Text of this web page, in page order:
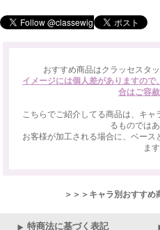
おすすめ商品はクラッセスタ
イメージには個人差がありますの
合はご容赦
こちらでご紹介してる商品は、キ
るものではあ
お客様が加工される場合に、ベース
ます
＞＞＞キャラ別おすすめ
特商法に基づく表記